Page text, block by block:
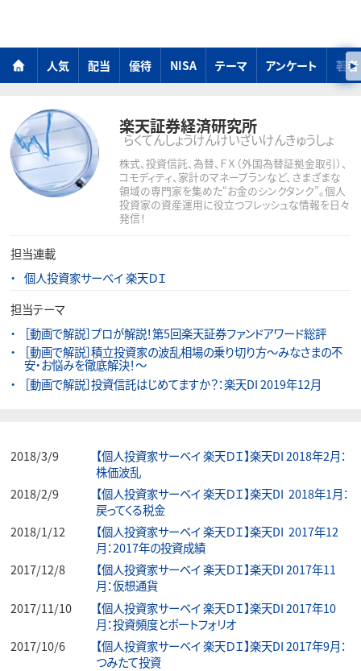
人気 配当 優待 NISA テーマ アンケート 著者
楽天証券経済研究所
らくてんしょうけんけいざいけんきゅうしょ
株式、投資信託、為替、ＦＸ（外国為替証拠金取引）、
コモディティ、家計のマネープランなど、さまざまな
領域の専門家を集めた“お金のシンクタンク”。個人
投資家の資産運用に役立つフレッシュな情報を日々
発信！
担当連載
個人投資家サーベイ 楽天ＤＩ
担当テーマ
［動画で解説］プロが解説！第5回楽天証券ファンドアワード総評
［動画で解説］積立投資家の波乱相場の乗り切り方～みなさまの不
安・お悩みを徹底解決！～
［動画で解説］投資信託はじめてますか？：楽天DI 2019年12月
2018/3/9
【個人投資家サーベイ 楽天ＤＩ】楽天DI 2018年2月：
株価波乱
2018/2/9
【個人投資家サーベイ 楽天ＤＩ】楽天DI 2018年1月：
戻ってくる税金
2018/1/12
【個人投資家サーベイ 楽天ＤＩ】楽天DI 2017年12
月：2017年の投資成績
2017/12/8
【個人投資家サーベイ 楽天ＤＩ】楽天DI 2017年11
月：仮想通貨
2017/11/10
【個人投資家サーベイ 楽天ＤＩ】楽天DI 2017年10
月：投資頻度とポートフォリオ
2017/10/6
【個人投資家サーベイ 楽天ＤＩ】楽天DI 2017年9月：
つみたて投資